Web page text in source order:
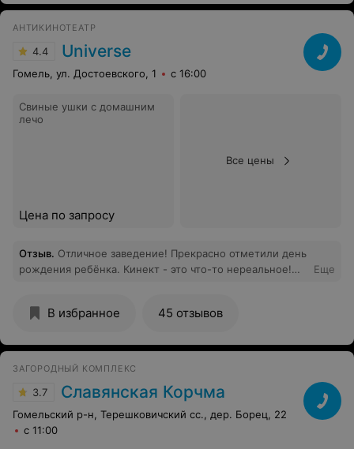
АНТИКИНОТЕАТР
4.4 Universe
Гомель, ул. Достоевского, 1 с 16:00
Свиные ушки с домашним
лечо
Цена по запросу
Все цены
Отзыв. Отличное заведение! Прекрасно отметили день
рождения ребёнка. Кинект - это что-то нереальное!
Еще
В избранное 45 отзывов
ЗАГОРОДНЫЙ КОМПЛЕКС
3.7 Славянская Корчма
Гомельский р-н, Терешковичский сс., дер. Борец, 22
с 11:00